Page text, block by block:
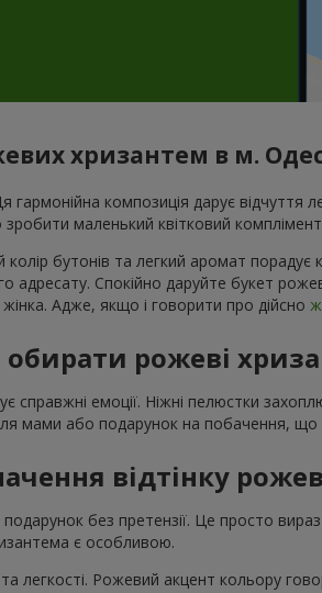
хризантем в м.
композиція дарує
маленький квітковий
колір бутонів та легкий аромат
адресату. Спокійно даруйте букет
Адже, якщо і говорити про дійсно
рожеві
емоції. Ніжні пелюстки
мами або подарунок на побачення, що
відтінку
без претензії. Це просто
є особливою.
Рожевий акцент кольору